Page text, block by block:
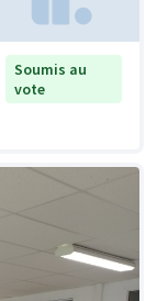
Soumis au
vote